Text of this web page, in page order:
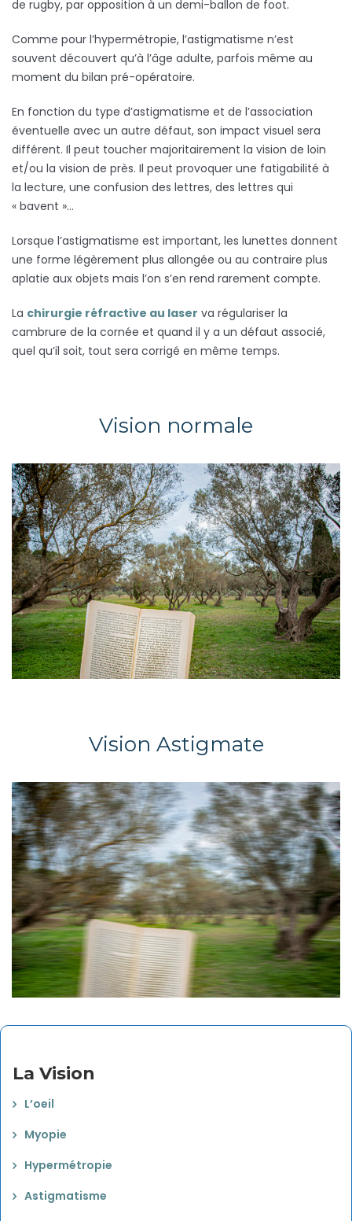
de rugby, par opposition à un demi-ballon de foot.
Comme pour l’hypermétropie, l’astigmatisme n’est
souvent découvert qu’à l’âge adulte, parfois même au
moment du bilan pré-opératoire.
En fonction du type d’astigmatisme et de l’association
éventuelle avec un autre défaut, son impact visuel sera
différent. Il peut toucher majoritairement la vision de loin
et/ou la vision de près. Il peut provoquer une fatigabilité à
la lecture, une confusion des lettres, des lettres qui
« bavent »…
Lorsque l’astigmatisme est important, les lunettes donnent
une forme légèrement plus allongée ou au contraire plus
aplatie aux objets mais l’on s’en rend rarement compte.
La chirurgie réfractive au laser va régulariser la
cambrure de la cornée et quand il y a un défaut associé,
quel qu’il soit, tout sera corrigé en même temps.
Vision normale
Vision Astigmate
La Vision
L’oeil
Myopie
Hypermétropie
Astigmatisme